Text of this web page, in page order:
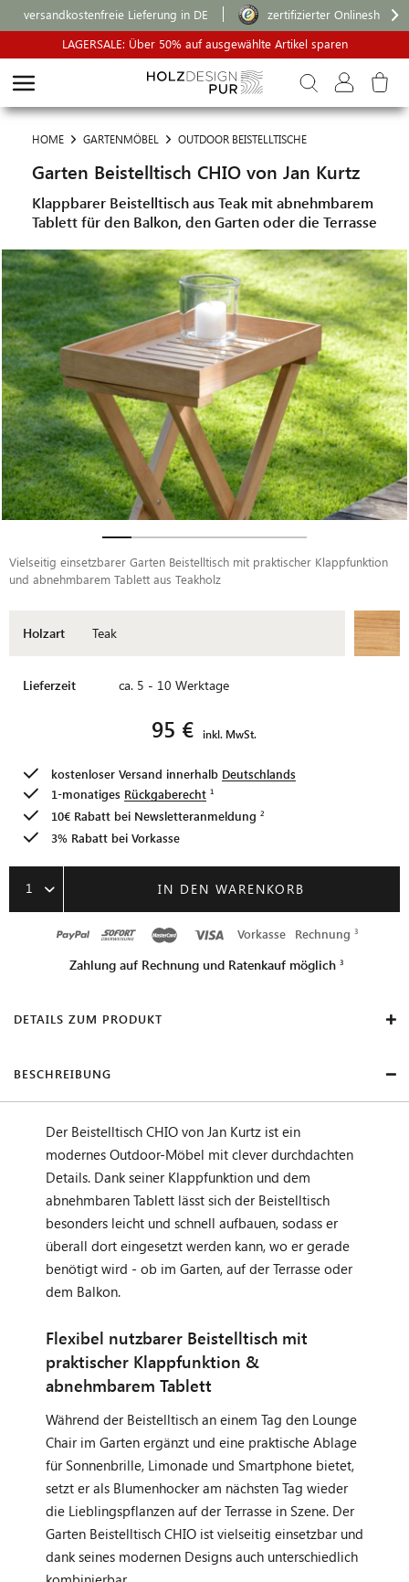
versandkostenfreie Lieferung in DE
zertifizierter Onlineshop
LAGERSALE: Über 50% auf ausgewählte Artikel sparen
HOME GARTENMÖBEL OUTDOOR BEISTELLTISCHE
Garten Beistelltisch CHIO von Jan Kurtz
Klappbarer Beistelltisch aus Teak mit abnehmbarem
Tablett für den Balkon, den Garten oder die Terrasse
Vielseitig einsetzbarer Garten Beistelltisch mit praktischer Klappfunktion
und abnehmbarem Tablett aus Teakholz
Holzart Teak
Lieferzeit ca. 5 - 10 Werktage
95 € inkl. MwSt.
kostenloser Versand innerhalb Deutschlands
1-monatiges Rückgaberecht
10€ Rabatt bei Newsletteranmeldung
3% Rabatt bei Vorkasse
1 IN DEN WARENKORB
Vorkasse Rechnung
Zahlung auf Rechnung und Ratenkauf möglich
DETAILS ZUM PRODUKT
BESCHREIBUNG
Der Beistelltisch CHIO von Jan Kurtz ist ein
modernes Outdoor-Möbel mit clever durchdachten
Details. Dank seiner Klappfunktion und dem
abnehmbaren Tablett lässt sich der Beistelltisch
besonders leicht und schnell aufbauen, sodass er
überall dort eingesetzt werden kann, wo er gerade
benötigt wird - ob im Garten, auf der Terrasse oder
dem Balkon.
Flexibel nutzbarer Beistelltisch mit
praktischer Klappfunktion &
abnehmbarem Tablett
Während der Beistelltisch an einem Tag den Lounge
Chair im Garten ergänzt und eine praktische Ablage
für Sonnenbrille, Limonade und Smartphone bietet,
setzt er als Blumenhocker am nächsten Tag wieder
die Lieblingspflanzen auf der Terrasse in Szene. Der
Garten Beistelltisch CHIO ist vielseitig einsetzbar und
dank seines modernen Designs auch unterschiedlich